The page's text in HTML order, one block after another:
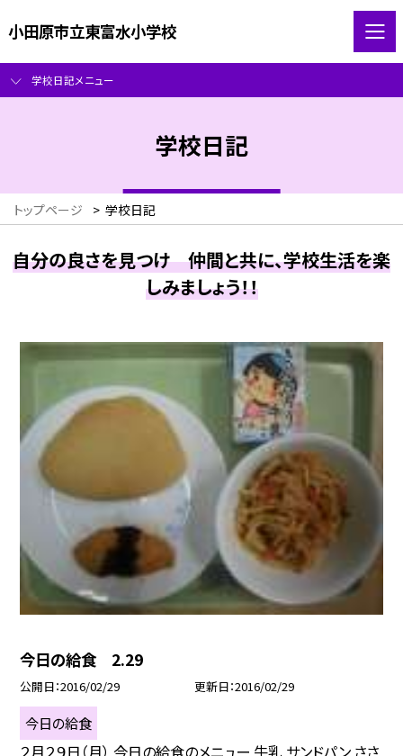
小田原市立東富水小学校
学校日記メニュー
学校日記
トップページ > 学校日記
自分の良さを見つけ 仲間と共に、学校生活を楽
しみましょう！！
今日の給食 2.29
公開日 2016/02/29 更新日 2016/02/29
今日の給食
２月２９日（月） 今日の給食のメニュー 牛乳 サンドパン ささ